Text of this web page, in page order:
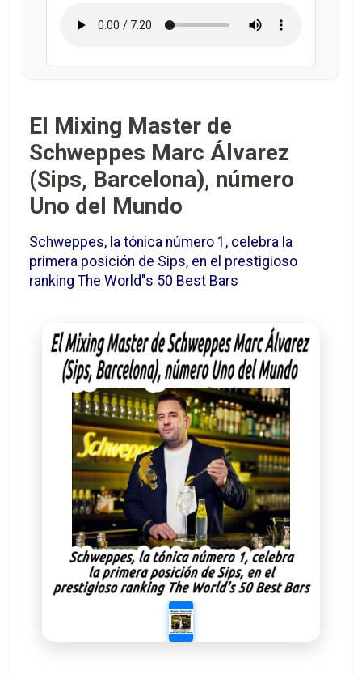
El Mixing Master de
Schweppes Marc Álvarez
(Sips, Barcelona), número
Uno del Mundo
Schweppes, la tónica número 1, celebra la
primera posición de Sips, en el prestigioso
ranking The World"s 50 Best Bars